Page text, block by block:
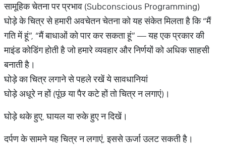
सामूहिक चेतना पर प्रभाव (Subconscious Programming)
घोड़े के चित्र से हमारी अवचेतन चेतना को यह संकेत मिलता है कि “मैं
गति में हूं”, “मैं बाधाओं को पार कर सकता हूं” — यह एक प्रकार की
माइंड कोडिंग होती है जो हमारे व्यवहार और निर्णयों को अधिक साहसी
बनाती है।
घोड़े का चित्र लगाने से पहले रखें ये सावधानियां
घोड़े अधूरे न हों (पूंछ या पैर कटे हों तो चित्र न लगाएं)।
घोड़े थके हुए, घायल या रुके हुए न दिखें।
दर्पण के सामने यह चित्र न लगाएं, इससे ऊर्जा उलट सकती है।